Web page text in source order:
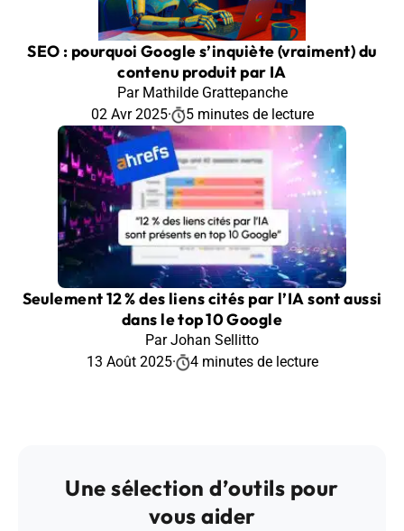
SEO : pourquoi Google s’inquiète (vraiment) du
contenu produit par IA
Par Mathilde Grattepanche
02 Avr 2025· 5 minutes de lecture
Seulement 12 % des liens cités par l’IA sont aussi
dans le top 10 Google
Par Johan Sellitto
13 Août 2025· 4 minutes de lecture
Une sélection d’outils pour
vous aider